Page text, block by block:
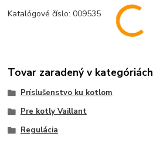
Katalógové číslo: 009535
Tovar zaradený v kategóriách
Príslušenstvo ku kotlom
Pre kotly Vaillant
Regulácia